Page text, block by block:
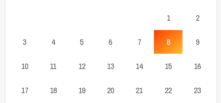
1 2
3 4 5 6 7 8 9
10 11 12 13 14 15 16
17 18 19 20 21 22 23